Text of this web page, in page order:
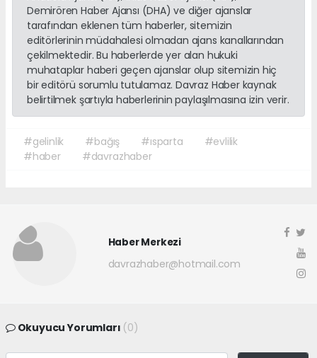
Demirören Haber Ajansı (DHA) ve diğer ajanslar
tarafından eklenen tüm haberler, sitemizin
editörlerinin müdahalesi olmadan ajans kanallarından
çekilmektedir. Bu haberlerde yer alan hukuki
muhataplar haberi geçen ajanslar olup sitemizin hiç
bir editörü sorumlu tutulamaz. Davraz Haber kaynak
belirtilmek şartıyla haberlerinin paylaşılmasına izin verir.
#gelinlik #bağış #ısparta
#evlilik
#haber
#davrazhaber
Haber Merkezi
davrazhaber@hotmail.com
Okuyucu Yorumları (0)